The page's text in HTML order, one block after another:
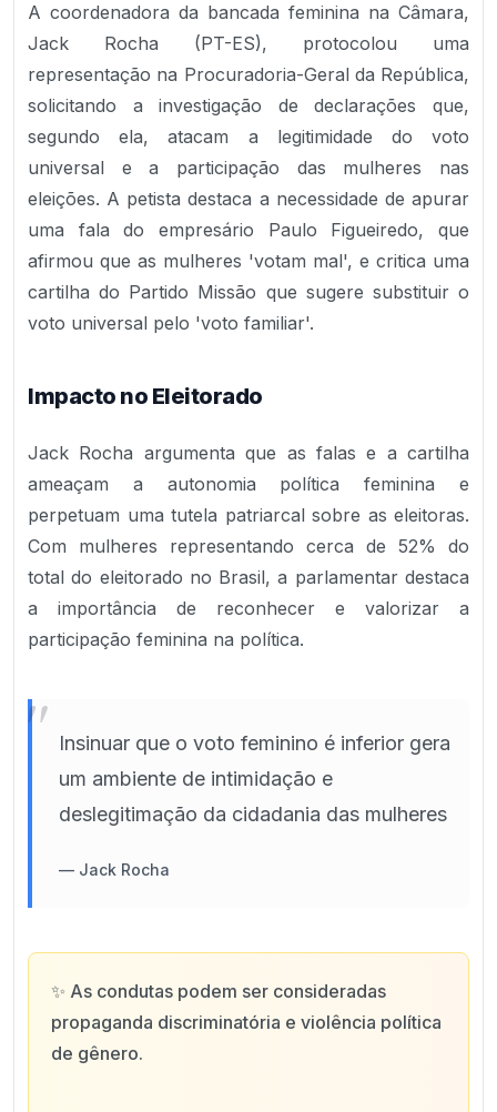
A coordenadora da bancada feminina na Câmara,
Jack Rocha (PT-ES), protocolou uma
representação na Procuradoria-Geral da República,
solicitando a investigação de declarações que,
segundo ela, atacam a legitimidade do voto
universal e a participação das mulheres nas
eleições. A petista destaca a necessidade de apurar
uma fala do empresário Paulo Figueiredo, que
afirmou que as mulheres 'votam mal', e critica uma
cartilha do Partido Missão que sugere substituir o
voto universal pelo 'voto familiar'.
Impacto no Eleitorado
Jack Rocha argumenta que as falas e a cartilha
ameaçam a autonomia política feminina e
perpetuam uma tutela patriarcal sobre as eleitoras.
Com mulheres representando cerca de 52% do
total do eleitorado no Brasil, a parlamentar destaca
a importância de reconhecer e valorizar a
participação feminina na política.
"
Insinuar que o voto feminino é inferior gera
um ambiente de intimidação e
deslegitimação da cidadania das mulheres
— Jack Rocha
✨ As condutas podem ser consideradas
propaganda discriminatória e violência política
de gênero.